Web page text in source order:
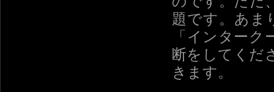
題です。あま
「インター
断をしてくだ
きます。